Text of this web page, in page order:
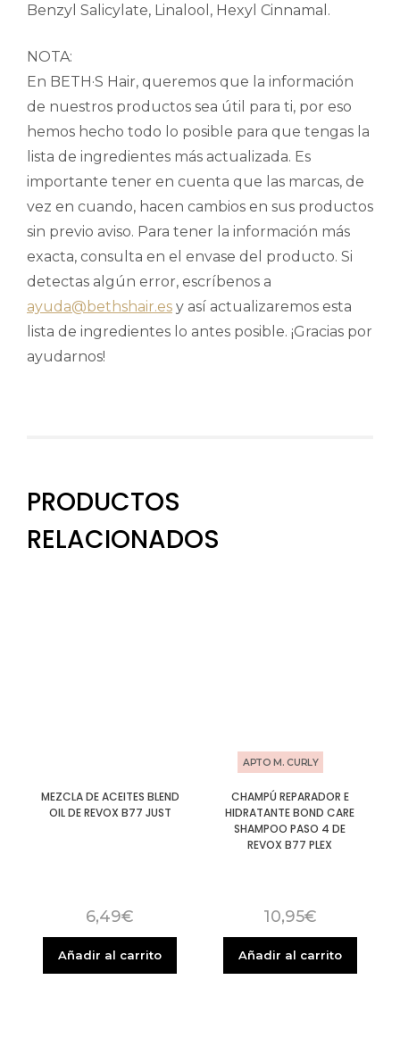
Benzyl Salicylate, Linalool, Hexyl Cinnamal.
NOTA:
En BETH·S Hair, queremos que la información
de nuestros productos sea útil para ti, por eso
hemos hecho todo lo posible para que tengas la
lista de ingredientes más actualizada. Es
importante tener en cuenta que las marcas, de
vez en cuando, hacen cambios en sus productos
sin previo aviso. Para tener la información más
exacta, consulta en el envase del producto. Si
detectas algún error, escríbenos a
ayuda@bethshair.es y así actualizaremos esta
lista de ingredientes lo antes posible. ¡Gracias por
ayudarnos!
PRODUCTOS
RELACIONADOS
MEZCLA DE ACEITES BLEND
OIL DE REVOX B77 JUST
6,49€
Añadir al carrito
APTO M. CURLY
CHAMPÚ REPARADOR E
HIDRATANTE BOND CARE
SHAMPOO PASO 4 DE
REVOX B77 PLEX
10,95€
Añadir al carrito